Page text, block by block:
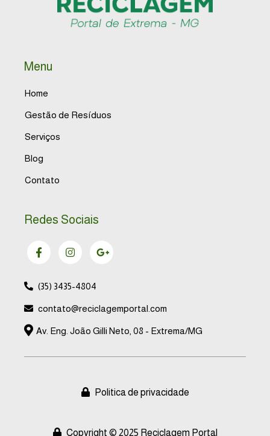
Menu
Home
Gestão de Resíduos
Serviços
Blog
Contato
Redes Sociais
(35) 3435-4804
contato@reciclagemportal.com
Av. Eng. João Gilli Neto, 08 - Extrema/MG
Politica de privacidade
Copyright © 2025 Reciclagem Portal